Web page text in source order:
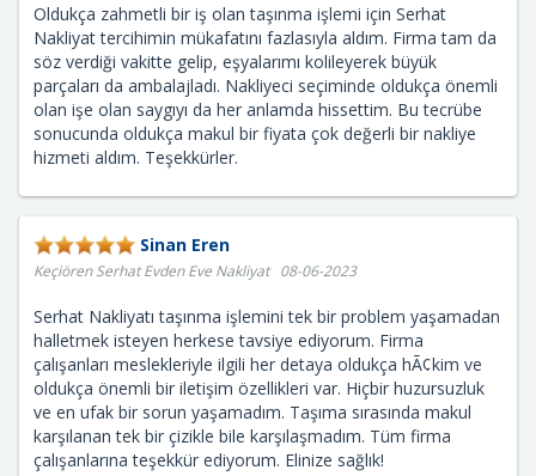
Oldukça zahmetli bir iş olan taşınma işlemi için Serhat
Nakliyat tercihimin mükafatını fazlasıyla aldım. Firma tam da
söz verdiği vakitte gelip, eşyalarımı kolileyerek büyük
parçaları da ambalajladı. Nakliyeci seçiminde oldukça önemli
olan işe olan saygıyı da her anlamda hissettim. Bu tecrübe
sonucunda oldukça makul bir fiyata çok değerli bir nakliye
hizmeti aldım. Teşekkürler.
Sinan Eren
Keçiören Serhat Evden Eve Nakliyat 08-06-2023
Serhat Nakliyatı taşınma işlemini tek bir problem yaşamadan
halletmek isteyen herkese tavsiye ediyorum. Firma
çalışanları meslekleriyle ilgili her detaya oldukça hÃ¢kim ve
oldukça önemli bir iletişim özellikleri var. Hiçbir huzursuzluk
ve en ufak bir sorun yaşamadım. Taşıma sırasında makul
karşılanan tek bir çizikle bile karşılaşmadım. Tüm firma
çalışanlarına teşekkür ediyorum. Elinize sağlık!